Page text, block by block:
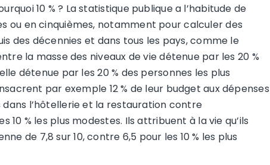
10 % ? La statistique publique a l’habitude de
ou en cinquièmes, notamment pour calculer des
des décennies et dans tous les pays, comme le
la masse des niveaux de vie détenue par les 20 %
détenue par les 20 % des personnes les plus
par exemple 12 % de leur budget aux dépenses
dans l’hôtellerie et la restauration contre
10 % les plus modestes. Ils attribuent à la vie qu’ils
de 7,8 sur 10, contre 6,5 pour les 10 % les plus